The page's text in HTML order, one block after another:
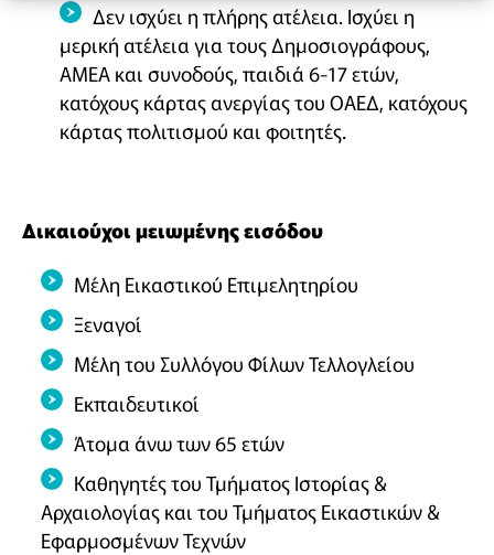
Δεν ισχύει η πλήρης ατέλεια. Ισχύει η
μερική ατέλεια για τους Δημοσιογράφους,
ΑΜΕΑ και συνοδούς, παιδιά 6-17 ετών,
κατόχους κάρτας ανεργίας του ΟΑΕΔ, κατόχους
κάρτας πολιτισμού και φοιτητές.
Δικαιούχοι μειωμένης εισόδου
Μέλη Εικαστικού Επιμελητηρίου
Ξεναγοί
Μέλη του Συλλόγου Φίλων Τελλογλείου
Εκπαιδευτικοί
Άτομα άνω των 65 ετών
Καθηγητές του Τμήματος Ιστορίας &
Αρχαιολογίας και του Τμήματος Εικαστικών &
Εφαρμοσμένων Τεχνών